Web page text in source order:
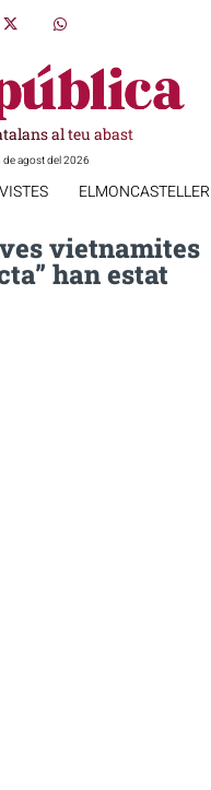
al teu abast
de agost del 2026
ELMONCASTELLER
vietnamites
han estat